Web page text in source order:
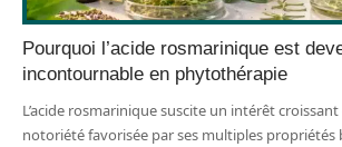
Pourquoi l’acide rosmarinique est
incontournable en phytothérapie
L’acide rosmarinique suscite un intérêt
notoriété favorisée par ses multiples propriétés